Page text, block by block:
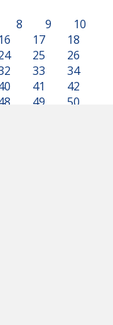
8 9
10
16 17
18
25
26
33
34
41
42
49 50